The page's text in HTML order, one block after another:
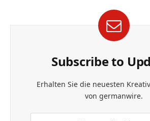
Subscribe to
Erhalten Sie die neuesten
von germanwire.